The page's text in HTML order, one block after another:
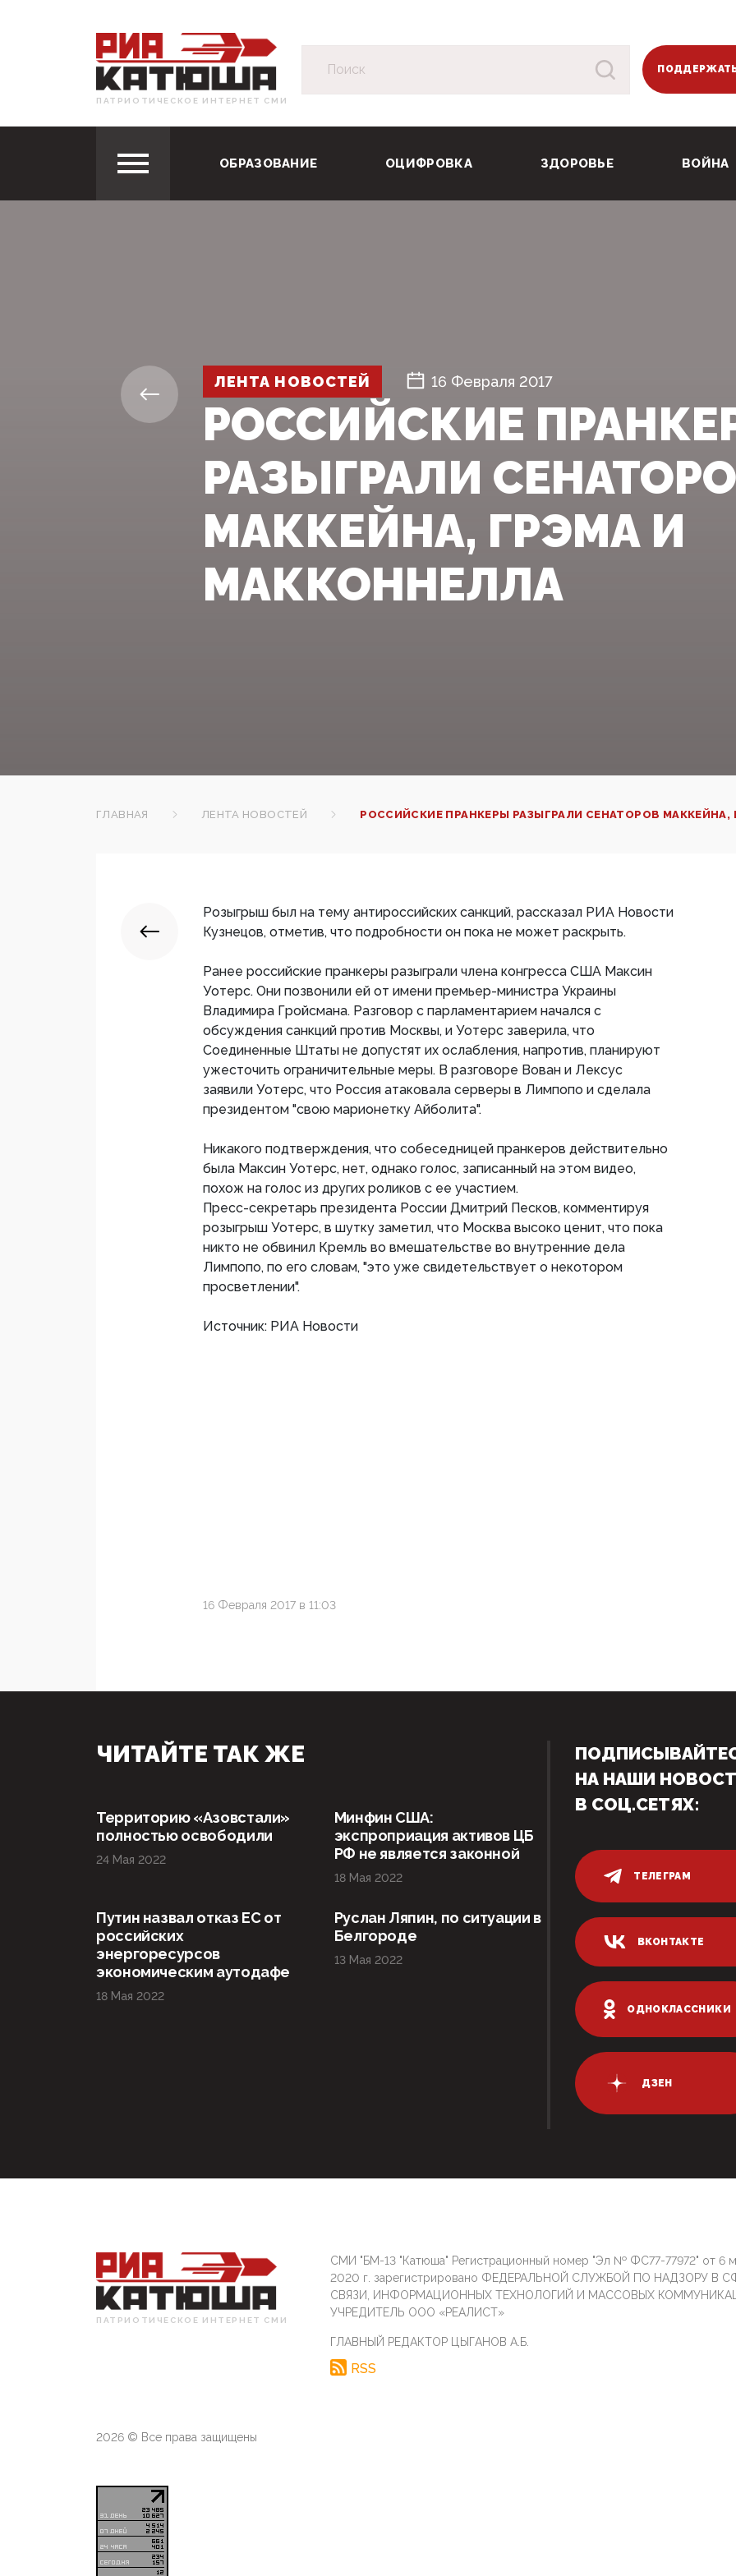
ПАТРИОТИЧЕСКОЕ ИНТЕРНЕТ СМИ
ОБРАЗОВАНИЕ ОЦИФРОВКА ЗДОРОВЬЕ ВОЙНА
ЛЕНТА НОВОСТЕЙ 16 Февраля 2017
РОССИЙСКИЕ
РАЗЫГРАЛИ
МАККЕЙНА, ГРЭМА И
МАККОННЕЛЛА‍
ГЛАВНАЯ ЛЕНТА НОВОСТЕЙ РОССИЙСКИЕ ПРАНКЕРЫ РАЗЫГРАЛИ СЕНАТОРОВ МАККЕЙНА,
Розыгрыш был на тему антироссийских санкций, рассказал РИА Новости
Кузнецов, отметив, что подробности он пока не может раскрыть.
Ранее российские пранкеры разыграли члена конгресса США Максин
Уотерс. Они позвонили ей от имени премьер-министра Украины
Владимира Гройсмана. Разговор с парламентарием начался с
обсуждения санкций против Москвы, и Уотерс заверила, что
Соединенные Штаты не допустят их ослабления, напротив, планируют
ужесточить ограничительные меры. В разговоре Вован и Лексус
заявили Уотерс, что Россия атаковала серверы в Лимпопо и сделала
президентом "свою марионетку Айболита".
Никакого подтверждения, что собеседницей пранкеров действительно
была Максин Уотерс, нет, однако голос, записанный на этом видео,
похож на голос из других роликов с ее участием.
Пресс-секретарь президента России Дмитрий Песков, комментируя
розыгрыш Уотерс, в шутку заметил, что Москва высоко ценит, что пока
никто не обвинил Кремль во вмешательстве во внутренние дела
Лимпопо, по его словам, "это уже свидетельствует о некотором
просветлении".
Источник: РИА Новости
16 Февраля 2017 в 11:03
ЧИТАЙТЕ ТАК ЖЕ
Территорию «Азовстали»
полностью освободили
24 Мая 2022
Минфин США:
экспроприация активов ЦБ
РФ не является законной
18 Мая 2022
Путин назвал отказ ЕС от
российских
энергоресурсов
экономическим аутодафе
18 Мая 2022
Руслан Ляпин, по ситуации в
Белгороде
13 Мая 2022
НА НАШИ
В СОЦ.СЕТЯХ:
ТЕЛЕГРАМ
ВКОНТАКТЕ
ОДНОКЛАССНИКИ
ДЗЕН
ПАТРИОТИЧЕСКОЕ ИНТЕРНЕТ СМИ
СМИ "БМ-13 "Катюша" Регистрационный номер "Эл № ФС77-77972" от 6
2020 г. зарегистрировано ФЕДЕРАЛЬНОЙ СЛУЖБОЙ ПО НАДЗОРУ В
СВЯЗИ, ИНФОРМАЦИОННЫХ ТЕХНОЛОГИЙ И МАССОВЫХ
УЧРЕДИТЕЛЬ ООО «РЕАЛИСТ»
ГЛАВНЫЙ РЕДАКТОР ЦЫГАНОВ А.Б.
RSS
2026 © Все права защищены